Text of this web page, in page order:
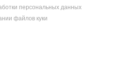
персональных данных
файлов куки